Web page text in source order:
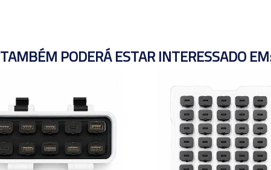
TAMBÉM PODERÁ ESTAR INTERESSADO